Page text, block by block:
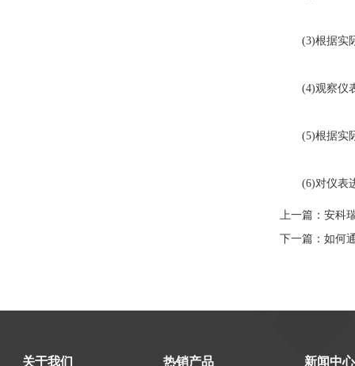
(3)根据实际
(4)观察仪表
(5)根据实际
(6)对仪表进
上一篇： 安科
下一篇： 如何
关于我们 热销产品 新闻中心